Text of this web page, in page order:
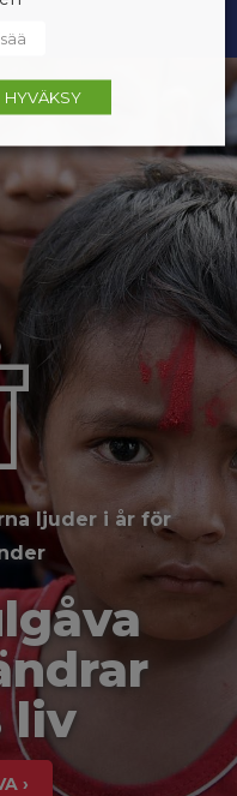
ljuder i år för
liv
›
HYVÄKSY